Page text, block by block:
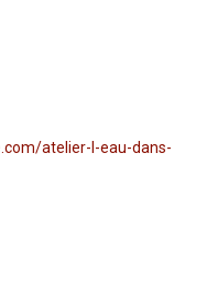
atelier-l-eau-dans-